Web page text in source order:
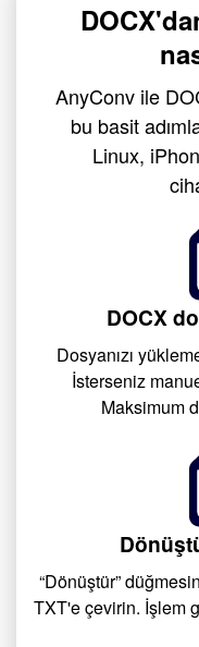
AnyConv ile
bu basit
Linux,
DOCX
Dosyanızı
İsterseniz
Maksimum
“Dönüştür”
TXT'e çevirin. İşlem